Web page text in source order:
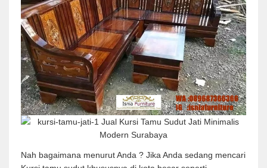
Nah bagaimana menurut Anda ? Jika Anda sedang mencari